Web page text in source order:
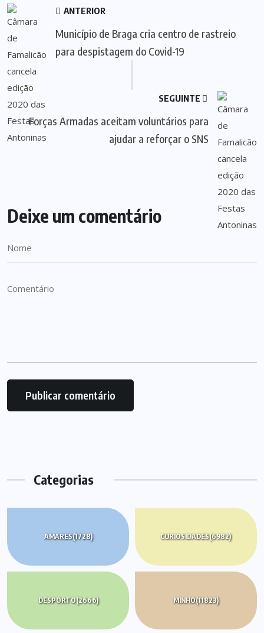
ANTERIOR
Município de Braga cria centro de rastreio
para despistagem do Covid-19
SEGUINTE
Forças Armadas aceitam voluntários para
ajudar a reforçar o SNS
Deixe um comentário
Categorias
AMARES(1728) CURIOSIDADES(6982)
DESPORTO(2666) MINHO(11823)